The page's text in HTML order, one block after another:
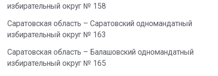
избирательный округ № 158
Саратовская область – Саратовский одномандатный
избирательный округ № 163
Саратовская область – Балашовский одномандатный
избирательный округ № 165